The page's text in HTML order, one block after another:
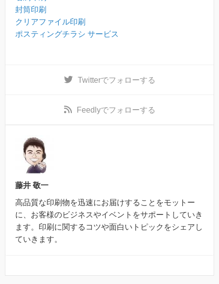
封筒印刷
クリアファイル印刷
ポスティングチラシ サービス
Twitterでフォローする
Feedlyでフォローする
藤井 敬一
高品質な印刷物を迅速にお届けすることをモットー
に、お客様のビジネスやイベントをサポートしていき
ます。印刷に関するコツや面白いトピックをシェアし
ていきます。